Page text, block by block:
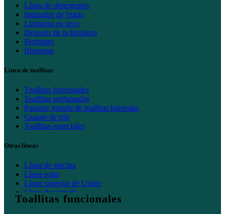
Línea de detergentes
limpiador de frutas
Limpieza en seco
Después de la limpieza
Perfumes
Bienestar
Línea de toallitas
Toallitas funcionales
Toallitas perfumadas
Paquete grande de toallitas húmedas
Guante de tela
Toallitas especiales
Otras líneas
Línea de piscina
Línea solar
Línea superior de Uristo
Línea de camada
Inicio
Toallitas funcionales